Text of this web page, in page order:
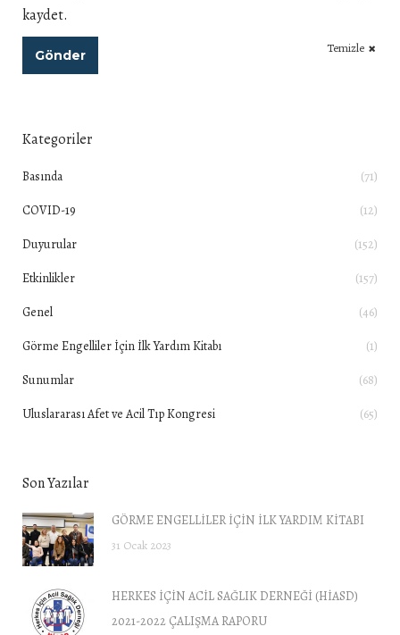
kaydet.
Temizle
Gönder
Kategoriler
Basında
(71)
COVID-19
(12)
Duyurular
(152)
Etkinlikler
(157)
Genel
(46)
Görme Engelliler İçin İlk Yardım Kitabı
(1)
Sunumlar
(68)
Uluslararası Afet ve Acil Tıp Kongresi
(65)
Son Yazılar
GÖRME ENGELLİLER İÇİN İLK YARDIM KİTABI
31 Ocak 2023
HERKES İÇİN ACİL SAĞLIK DERNEĞİ (HİASD)
2021-2022 ÇALIŞMA RAPORU